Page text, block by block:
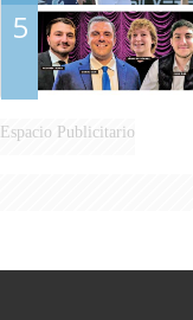
5
Espacio Publicitario